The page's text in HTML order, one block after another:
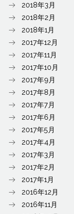
2018年3月
2018年2月
2018年1月
2017年12月
2017年11月
2017年10月
2017年9月
2017年8月
2017年7月
2017年6月
2017年5月
2017年4月
2017年3月
2017年2月
2017年1月
2016年12月
2016年11月